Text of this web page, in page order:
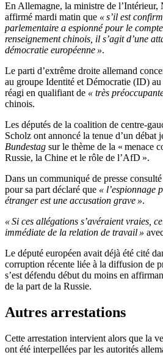
En Allemagne, la ministre de
affirmé mardi matin que « s’il est
parlementaire a espionné pour le
renseignement chinois, il s’agit d’une
démocratie européenne ».
Le parti d’extrême droite allemand
au groupe Identité et Démocratie (ID) au
réagi en qualifiant de « très
chinois.
Les députés de la coalition de centre-
Scholz ont annoncé la tenue d’un débat
Bundestag sur le thème de la « menace
Russie, la Chine et le rôle de l’AfD ».
Dans un communiqué de presse
pour sa part déclaré que « l’espionnage
étranger est une accusation grave ».
« Si ces allégations s’avéraient vraies,
immédiate de la relation de travail »
Le député européen avait déjà été cité
corruption récente liée à la diffusion de
s’est défendu début du moins en
de la part de la Russie.
Autres arrestations
Cette arrestation intervient alors que la
ont été interpellées par les autorités